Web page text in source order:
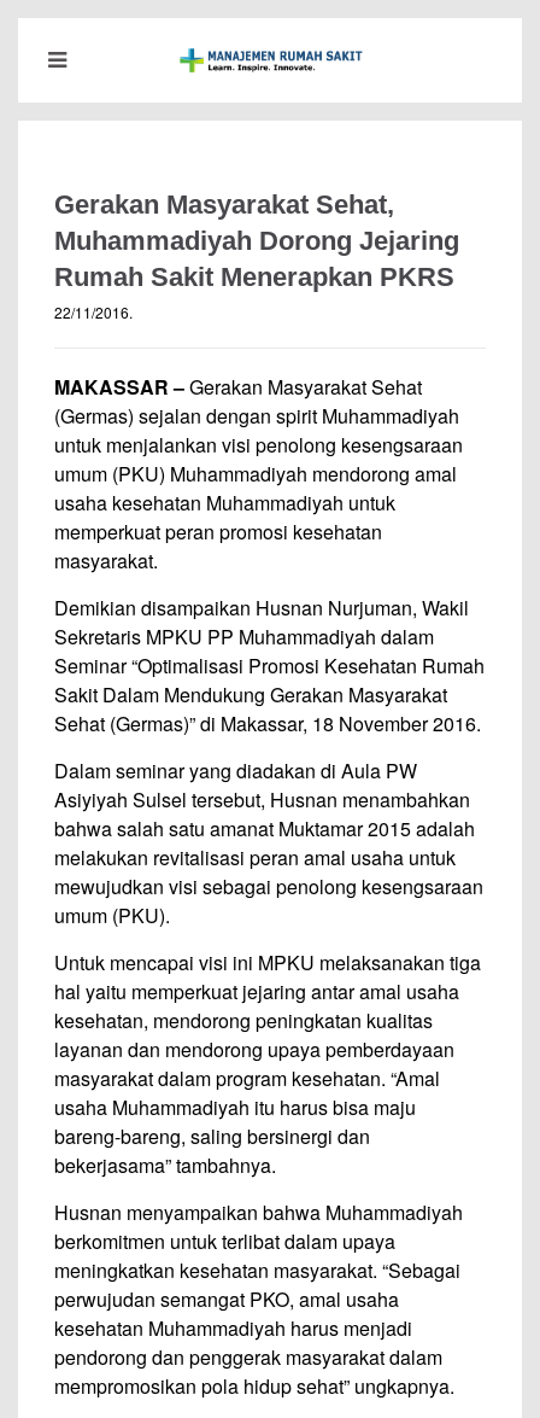
Gerakan Masyarakat Sehat,
Muhammadiyah Dorong Jejaring
Rumah Sakit Menerapkan PKRS
22/11/2016.
MAKASSAR –Gerakan Masyarakat Sehat
(Germas) sejalan dengan spirit Muhammadiyah
untuk menjalankan visi penolong kesengsaraan
umum (PKU) Muhammadiyah mendorong amal
usaha kesehatan Muhammadiyah untuk
memperkuat peran promosi kesehatan
masyarakat.
Demikian disampaikan Husnan Nurjuman, Wakil
Sekretaris MPKU PP Muhammadiyah dalam
Seminar “Optimalisasi Promosi Kesehatan Rumah
Sakit Dalam Mendukung Gerakan Masyarakat
Sehat (Germas)” di Makassar, 18 November 2016.
Dalam seminar yang diadakan di Aula PW
Asiyiyah Sulsel tersebut, Husnan menambahkan
bahwa salah satu amanat Muktamar 2015 adalah
melakukan revitalisasi peran amal usaha untuk
mewujudkan visi sebagai penolong kesengsaraan
umum (PKU).
Untuk mencapai visi ini MPKU melaksanakan tiga
hal yaitu memperkuat jejaring antar amal usaha
kesehatan, mendorong peningkatan kualitas
layanan dan mendorong upaya pemberdayaan
masyarakat dalam program kesehatan. “Amal
usaha Muhammadiyah itu harus bisa maju
bareng-bareng, saling bersinergi dan
bekerjasama” tambahnya.
Husnan menyampaikan bahwa Muhammadiyah
berkomitmen untuk terlibat dalam upaya
meningkatkan kesehatan masyarakat. “Sebagai
perwujudan semangat PKO, amal usaha
kesehatan Muhammadiyah harus menjadi
pendorong dan penggerak masyarakat dalam
mempromosikan pola hidup sehat” ungkapnya.